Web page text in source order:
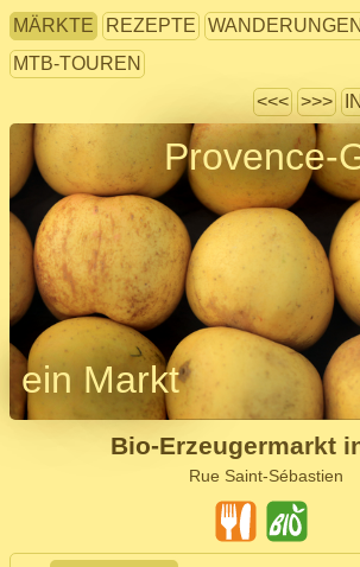
MÄRKTE REZEPTE WANDERUNGEN
MTB-TOUREN
<<< >>>
Provence-
ein Markt
Bio-Erzeugermarkt
Rue Saint-Sébastien